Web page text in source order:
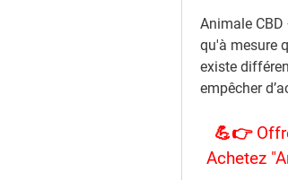
Animale
qu'à mesure
existe
empêcher
💪👉
Achetez